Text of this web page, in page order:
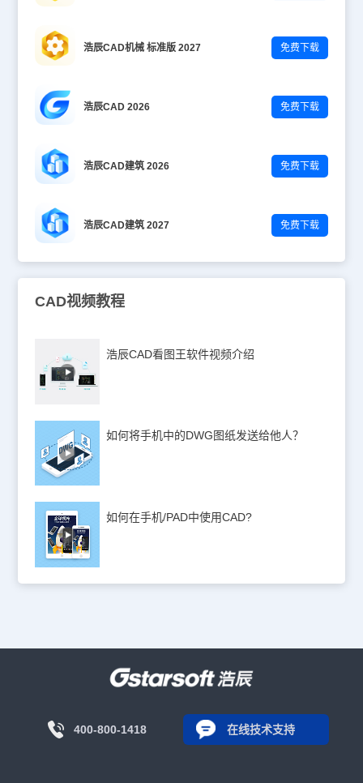
浩辰CAD机械 标准版 2027 免费下载
浩辰CAD 2026 免费下载
浩辰CAD建筑 2026 免费下载
浩辰CAD建筑 2027 免费下载
CAD视频教程
浩辰CAD看图王软件视频介绍
如何将手机中的DWG图纸发送给他人？
如何在手机/PAD中使用CAD?
400-800-1418 在线技术支持